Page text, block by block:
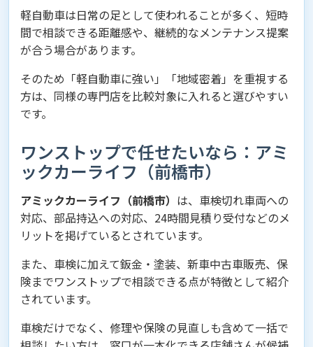
軽自動車は日常の足として使われることが多く、短時
間で相談できる距離感や、継続的なメンテナンス提案
が合う場合があります。
そのため「軽自動車に強い」「地域密着」を重視する
方は、同様の専門店を比較対象に入れると選びやすい
です。
ワンストップで任せたいなら：アミ
ックカーライフ（前橋市）
アミックカーライフ（前橋市） は、車検切れ車両への
対応、部品持込への対応、24時間見積り受付などのメ
リットを掲げているとされています。
また、車検に加えて鈑金・塗装、新車中古車販売、保
険までワンストップで相談できる点が特徴として紹介
されています。
車検だけでなく、修理や保険の見直しも含めて一括で